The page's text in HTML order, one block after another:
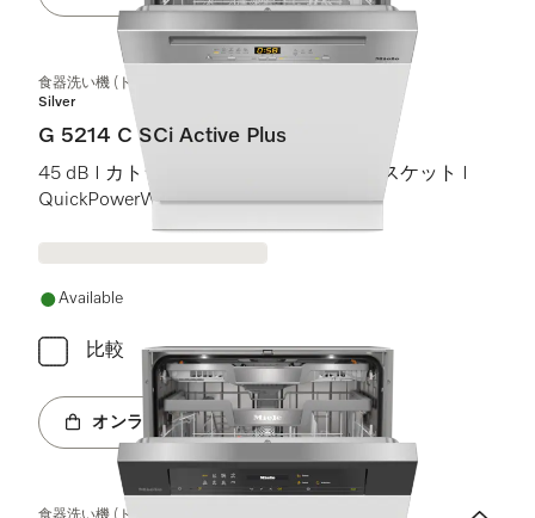
食器洗い機 (ドア材取付専用タイプ)
Silver
G 5214 C SCi Active Plus
45 dB I カトラリートレイ I Comfort Cバスケット I
QuickPowerWash I AutoOpen
Available
比較
オンラインショップへ